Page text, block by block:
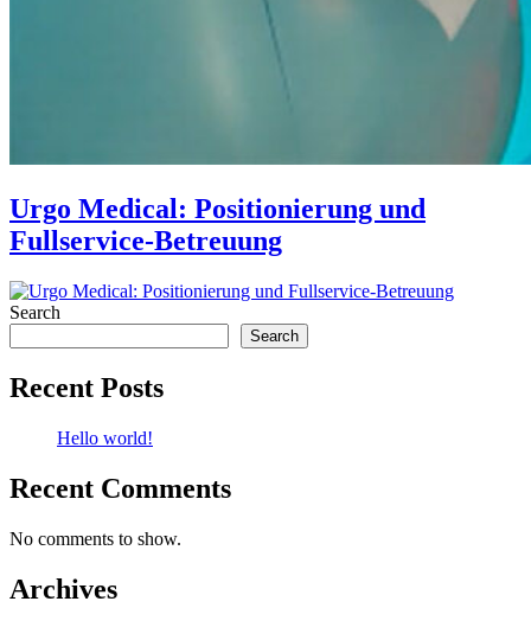
Urgo Medical: Positionierung und
Fullservice-Betreuung
Search
Search
Recent Posts
Hello world!
Recent Comments
No comments to show.
Archives